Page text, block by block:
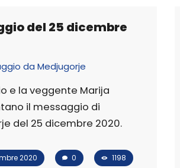
del 25 dicembre
da Medjugorje
e la veggente Marija
il messaggio di
del 25 dicembre 2020.
2020 0 1198